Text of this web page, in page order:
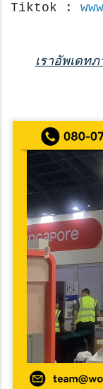
Tiktok :
เราอัพเดท